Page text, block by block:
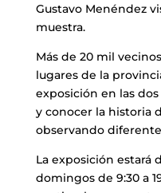
Gustavo Menéndez
muestra.
Más de 20 mil
lugares de la
exposición en las
y conocer la historia
observando
La exposición estará
domingos de 9:30 a